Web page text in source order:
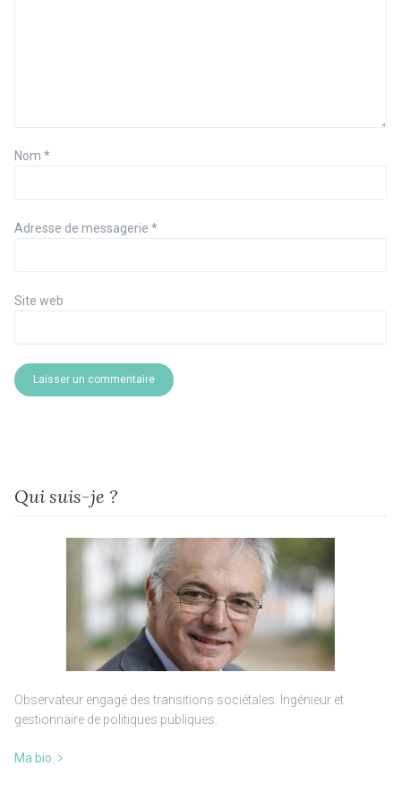
Nom *
Adresse de messagerie *
Site web
Qui suis-je ?
Observateur engagé des transitions sociétales. Ingénieur et
gestionnaire de politiques publiques.
Ma bio